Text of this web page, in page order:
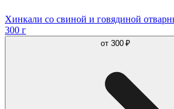
Хинкали со свиной и говядиной
300 г
от 300 ₽